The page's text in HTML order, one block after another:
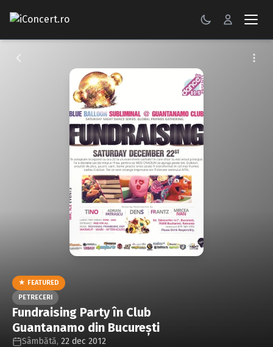
CONCERTE
Caută în site...
★ FEATURED
PETRECERI
Fundraising Party în Club
Guantanamo din Bucureşti
Sâmbătă, 22 dec 2012